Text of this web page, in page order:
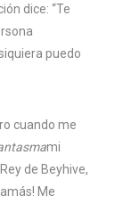
dice: “Te
puedo
cuando me
mi
de Beyhive,
Me